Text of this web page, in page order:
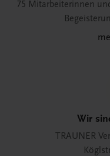
75 Mitarbeiterinnen
Wir
TRAUNER